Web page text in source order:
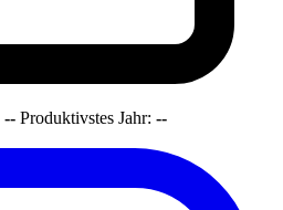
-- Produktivstes Jahr: --